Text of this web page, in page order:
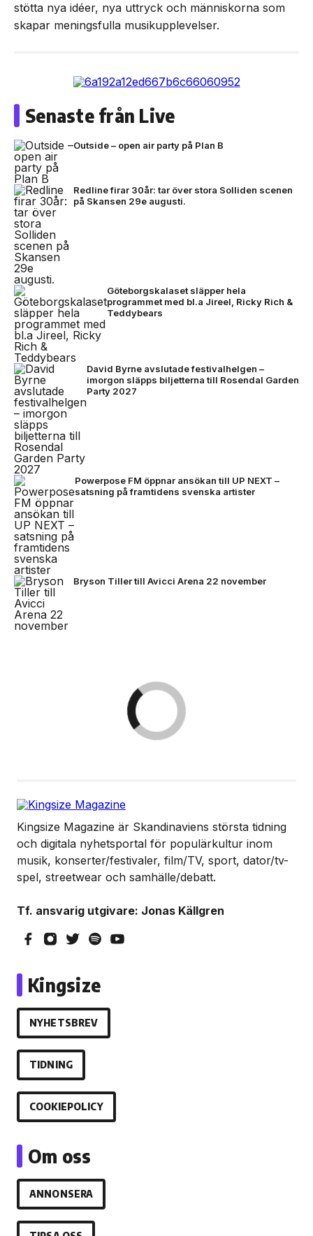
stötta nya idéer, nya uttryck och människorna som
skapar meningsfulla musikupplevelser.
Senaste från Live
Outside – open air party på Plan B
Redline firar 30år: tar över stora Solliden scenen
på Skansen 29e augusti.
Göteborgskalaset släpper hela
programmet med bl.a Jireel, Ricky Rich &
Teddybears
David Byrne avslutade festivalhelgen –
imorgon släpps biljetterna till Rosendal Garden
Party 2027
Powerpose FM öppnar ansökan till UP NEXT –
satsning på framtidens svenska artister
Bryson Tiller till Avicci Arena 22 november
Kingsize Magazine är Skandinaviens största tidning
och digitala nyhetsportal för populärkultur inom
musik, konserter/festivaler, film/TV, sport, dator/tv-
spel, streetwear och samhälle/debatt.
Tf. ansvarig utgivare: Jonas Källgren
Kingsize
NYHETSBREV
TIDNING
COOKIEPOLICY
Om oss
ANNONSERA